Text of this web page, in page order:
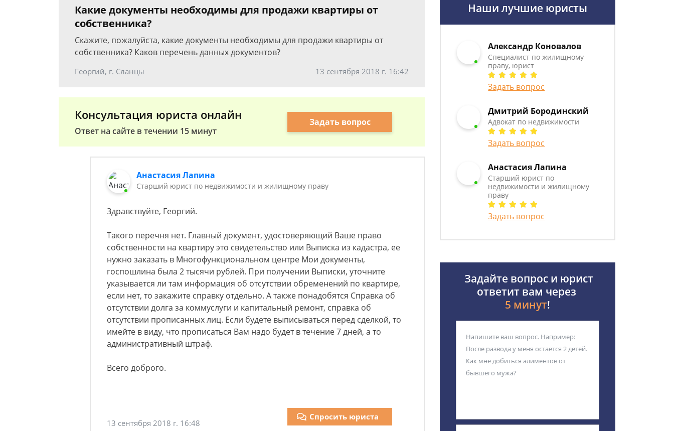
Какие документы необходимы для продажи квартиры от
собственника?
Скажите, пожалуйста, какие документы необходимы для продажи квартиры от
собственника? Каков перечень данных документов?
Георгий, г. Сланцы 13 сентября 2018 г. 16:42
Консультация юриста онлайн
Ответ на сайте в течении 15 минут
Задать вопрос
Анастасия Лапина
Старший юрист по недвижимости и жилищному праву
Здравствуйте, Георгий.
Такого перечня нет. Главный документ, удостоверяющий Ваше право
собственности на квартиру это свидетельство или Выписка из кадастра, ее
нужно заказать в Многофункциональном центре Мои документы,
госпошлина была 2 тысячи рублей. При получении Выписки, уточните
указывается ли там информация об отсутствии обременений по квартире,
если нет, то закажите справку отдельно. А также понадобятся Справка об
отсутствии долга за коммуслуги и капитальный ремонт, справка об
отсутствии прописанных лиц. Если будете выписываться перед сделкой, то
имейте в виду, что прописаться Вам надо будет в течение 7 дней, а то
административный штраф.
Всего доброго.
13 сентября 2018 г. 16:48
Спросить юриста
Наши лучшие юристы
Александр Коновалов
Специалист по жилищному
праву, юрист
Задать вопрос
Дмитрий Бородинский
Адвокат по недвижимости
Задать вопрос
Анастасия Лапина
Старший юрист по
недвижимости и жилищному
праву
Задать вопрос
Задайте вопрос и юрист
ответит вам через
5 минут!